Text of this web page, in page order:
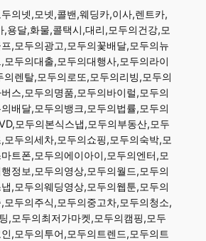
의넷,모넷,콜밴,웨딩카,이사,렌트카,
,용달,화물,콜택시,대리,모두의건강,모
,모두의광고,모두의꽃배달,모두의뉴
모두의대출,모두의대행사,모두의라이
의렌탈,모두의로또,모두의리빙,모두의
스,모두의명품,모두의바이럴,모두의
배달,모두의뱅크,모두의법률,모두의
모두의본식스냅,모두의부동산,모두
모두의세차,모두의쇼핑,모두의숙박,모
트폰,모두의에이아이,모두의엔터,모
정보,모두의영상,모두의월드,모두의
,모두의웨딩영상,모두의웹툰,모두의
모두의주식,모두의중고차,모두의청소,
,모두의최저가마켓,모두의캠핑,모두
,모두의투어,모두의트렌드,모두의트